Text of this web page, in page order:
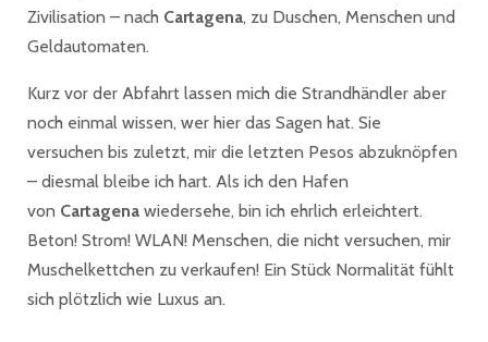
Zivilisation – nach Cartagena, zu Duschen, Menschen und
Geldautomaten.
Kurz vor der Abfahrt lassen mich die Strandhändler aber
noch einmal wissen, wer hier das Sagen hat. Sie
versuchen bis zuletzt, mir die letzten Pesos abzuknöpfen
– diesmal bleibe ich hart. Als ich den Hafen
von Cartagena wiedersehe, bin ich ehrlich erleichtert.
Beton! Strom! WLAN! Menschen, die nicht versuchen, mir
Muschelkettchen zu verkaufen! Ein Stück Normalität fühlt
sich plötzlich wie Luxus an.